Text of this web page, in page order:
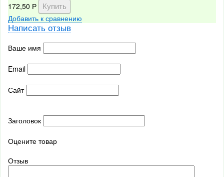
172,50 Р
Добавить к сравнению
Написать отзыв
Ваше имя
Email
Сайт
Заголовок
Оцените товар
Отзыв